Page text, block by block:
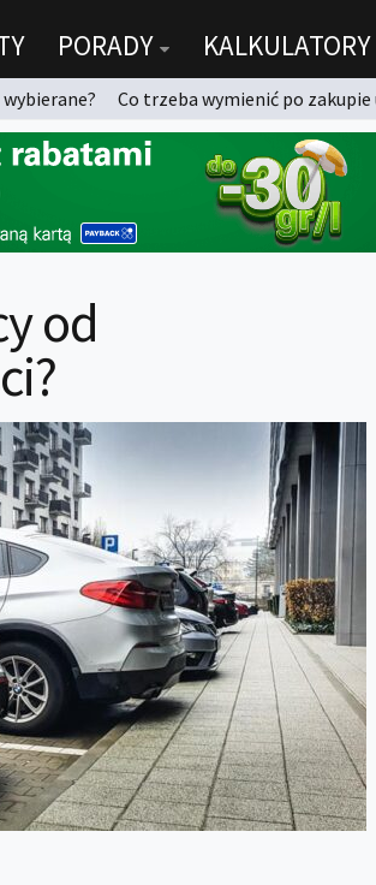
PORADY KALKULATORY
Co trzeba wymienić po zakupie
od